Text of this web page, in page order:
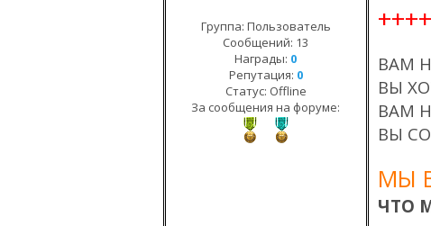
Группа: Пользователь
Сообщений: 13
Награды: 0
Репутация: 0
Статус: Offline
За сообщения на форуме:
ВАМ
ВЫ
ВАМ
ВЫ
МЫ
ЧТО